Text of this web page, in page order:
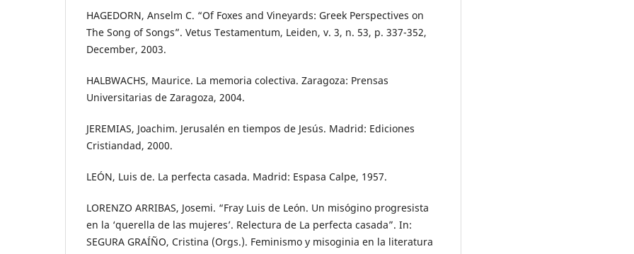
HAGEDORN, Anselm C. “Of Foxes and Vineyards: Greek Perspectives on
The Song of Songs”. Vetus Testamentum, Leiden, v. 3, n. 53, p. 337-352,
December, 2003.
HALBWACHS, Maurice. La memoria colectiva. Zaragoza: Prensas
Universitarias de Zaragoza, 2004.
JEREMIAS, Joachim. Jerusalén en tiempos de Jesús. Madrid: Ediciones
Cristiandad, 2000.
LEÓN, Luis de. La perfecta casada. Madrid: Espasa Calpe, 1957.
LORENZO ARRIBAS, Josemi. “Fray Luis de León. Un misógino progresista
en la ‘querella de las mujeres’. Relectura de La perfecta casada”. In:
SEGURA GRAÍÑO, Cristina (Orgs.). Feminismo y misoginia en la literatura